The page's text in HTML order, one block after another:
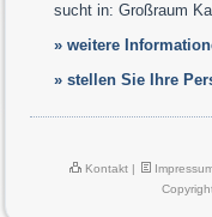
sucht in: Großraum
» weitere
» stellen Sie Ihre
Kontakt